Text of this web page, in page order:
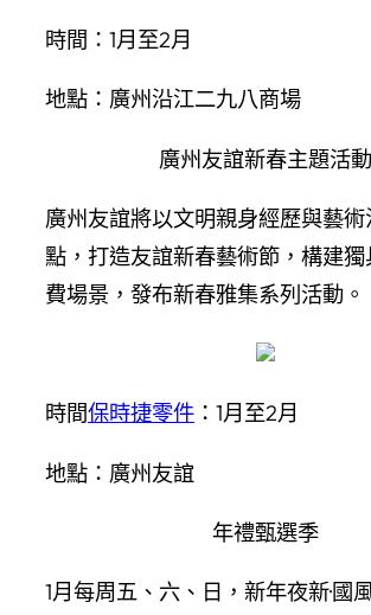
時間：1月至2月
地點：廣州沿江二九八商場
廣州友誼新春主題活動
廣州友誼將以文明親身經歷與藝術
點，打造友誼新春藝術節，構建
費場景，發布新春雅集系列活動。
時間保時捷零件 ：1月至2月
地點：廣州友誼
年禮甄選季
1月每周五、六、日，新年夜新·國